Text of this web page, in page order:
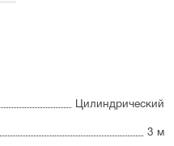
Цилиндрический
3 м